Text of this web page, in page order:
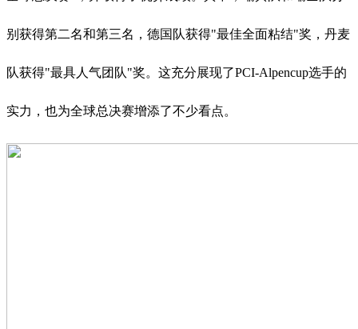
别获得第二名和第三名，德国队获得"最佳全面粘结"奖，丹麦
队获得"最具人气团队"奖。这充分展现了PCI-Alpencup选手的
实力，也为全球总决赛增添了不少看点。